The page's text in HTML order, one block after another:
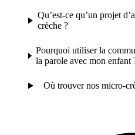
Qu’est-ce qu’un projet
crèche ?
Pourquoi utiliser la
la parole avec mon enfant
Où trouver nos micro-